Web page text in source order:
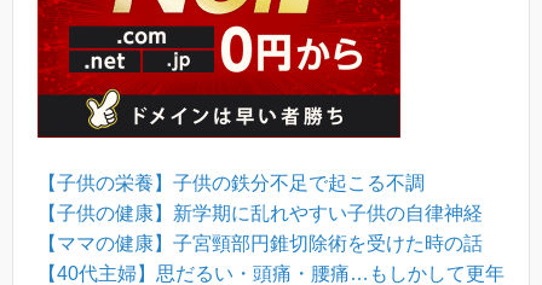
【子供の栄養】子供の鉄分不足で起こる不調
【子供の健康】新学期に乱れやすい子供の自律神経
【ママの健康】子宮頸部円錐切除術を受けた時の話
【40代主婦】思だるい・頭痛・腰痛…もしかして更年